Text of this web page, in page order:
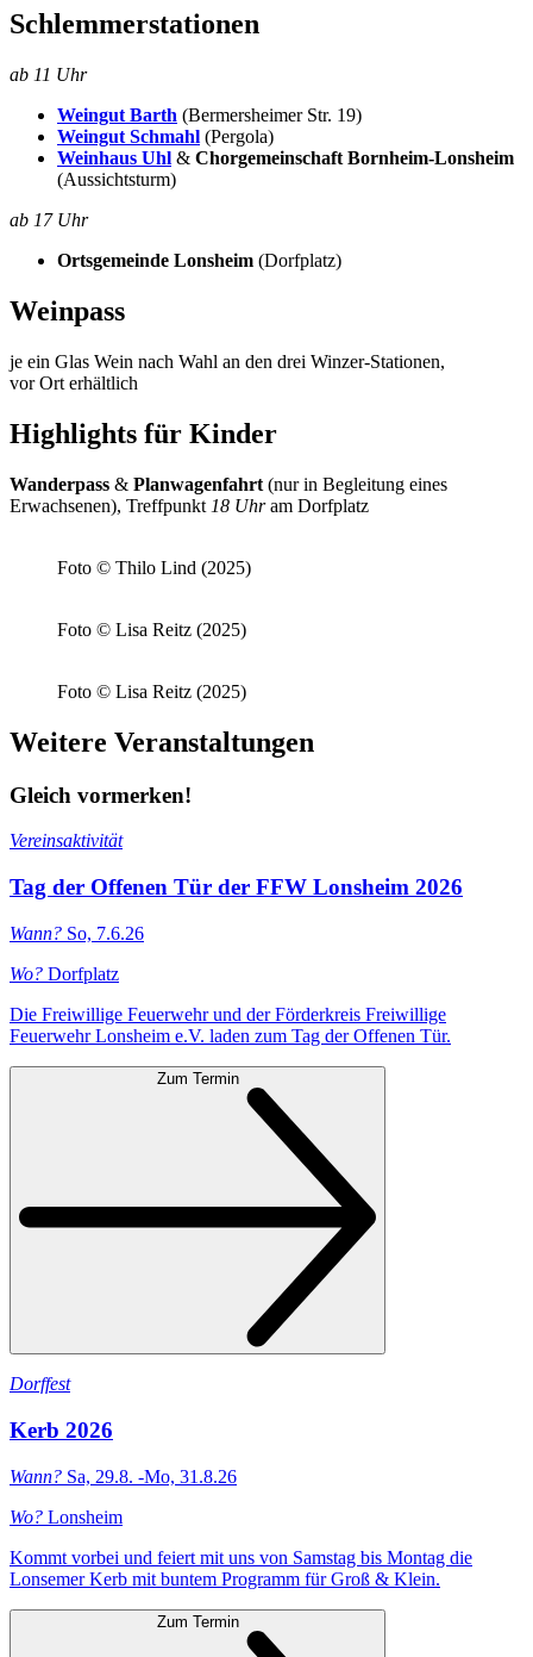
Schlemmerstationen
ab 11 Uhr
Weingut Barth (Bermersheimer Str. 19)
Weingut Schmahl (Pergola)
Weinhaus Uhl & Chorgemeinschaft Bornheim-Lonsheim
(Aussichtsturm)
ab 17 Uhr
Ortsgemeinde Lonsheim (Dorfplatz)
Weinpass
je ein Glas Wein nach Wahl an den drei Winzer-Stationen,
vor Ort erhältlich
Highlights für Kinder
Wanderpass & Planwagenfahrt (nur in Begleitung eines
Erwachsenen), Treffpunkt 18 Uhram Dorfplatz
Foto © Thilo Lind (2025)
Foto © Lisa Reitz (2025)
Foto © Lisa Reitz (2025)
Weitere Veranstaltungen
Gleich vormerken!
Vereinsaktivität
Tag der Offenen Tür der FFW Lonsheim 2026
Wann? So, 7.6.26
Wo? Dorfplatz
Die Freiwillige Feuerwehr und der Förderkreis Freiwillige
Feuerwehr Lonsheim e.V. laden zum Tag der Offenen Tür.
Zum Termin
Dorffest
Kerb 2026
Wann? Sa, 29.8. -Mo, 31.8.26
Wo? Lonsheim
Kommt vorbei und feiert mit uns von Samstag bis Montag die
Lonsemer Kerb mit buntem Programm für Groß & Klein.
Zum Termin